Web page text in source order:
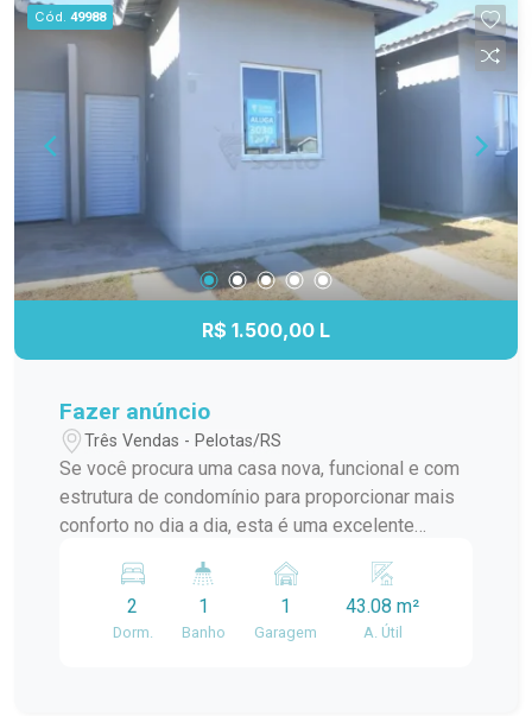
Cód. 49988
R$ 1.500,00 L
Fazer anúncio
Três Vendas - Pelotas/RS
Se você procura uma casa nova, funcional e com
estrutura de condomínio para proporcionar mais
conforto no dia a dia, esta é uma excelente
imóvel combina praticidade, ambientes bem
iluminados e um espaço externo versátil, ideal
para famílias que valorizam tranquilidade,
2
Dorm.
1
Banho
1
Garagem
43.08 m²
A. Útil